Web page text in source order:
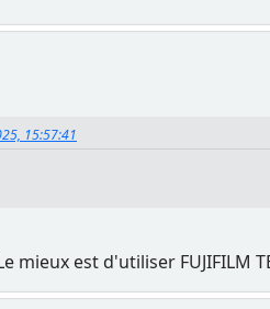
15:57:41
mieux est d'utiliser FUJIFILM